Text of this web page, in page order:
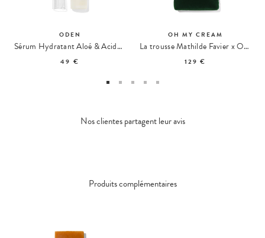
ODEN
Sérum Hydratant Aloé & Acide Hyaluronique
49 €
OH MY CREAM
La trousse Mathilde Favier x Oh My Cream
129 €
Nos clientes partagent leur avis
Produits complémentaires